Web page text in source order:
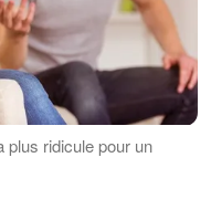
plus ridicule pour un